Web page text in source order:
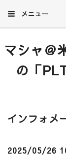
メニュー
マシャ＠
の「
インフォメ
2025/05/26